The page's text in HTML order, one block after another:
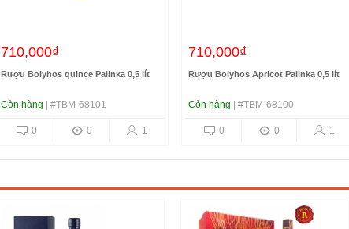
710,000₫
Rượu Bolyhos quince Palinka 0,5 lít
Còn hàng | #TBM-68101
1
0
0
710,000₫
Rượu Bolyhos Apricot Palinka 0,5 lít
Còn hàng | #TBM-68100
1
0
0